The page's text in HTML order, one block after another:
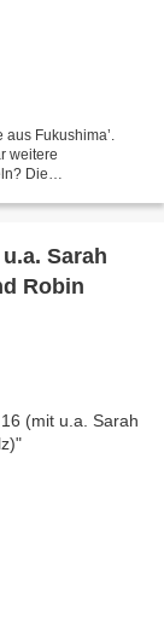
Fukushima’.
weitere
Die
Sarah
Robin